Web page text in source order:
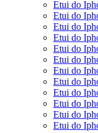
Etui do
Etui do
Etui do
Etui do
Etui do
Etui do
Etui do
Etui do
Etui do
Etui do
Etui do
Etui do